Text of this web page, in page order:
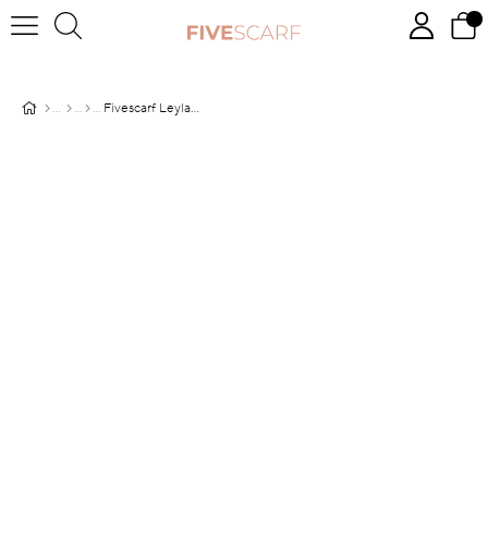
Fivescarf Leylak Degrade Geçişli Comfort Şal